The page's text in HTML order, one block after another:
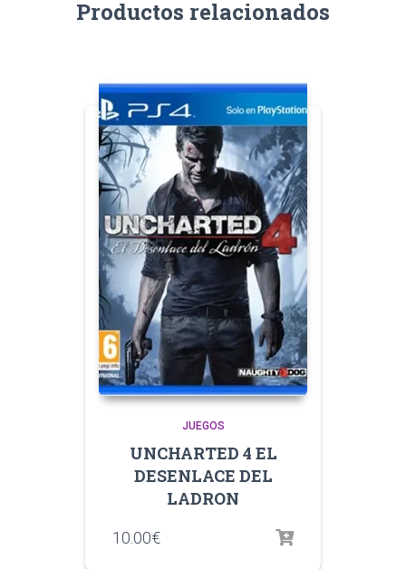
Productos relacionados
JUEGOS
UNCHARTED 4 EL
DESENLACE DEL
LADRON
10.00€